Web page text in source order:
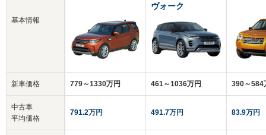
基本情報
新車価格
中古車
平均価格
779～1330万円
791.2万円
ヴォーク
461～1036万円
491.7万円
390～584
83.9万円